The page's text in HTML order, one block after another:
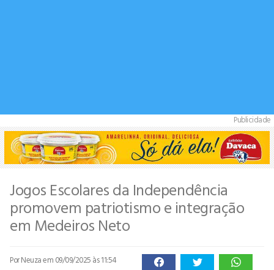
Publicidade
Jogos Escolares da Independência
promovem patriotismo e integração
em Medeiros Neto
Por Neuzaem 09/09/2025 às 11:54